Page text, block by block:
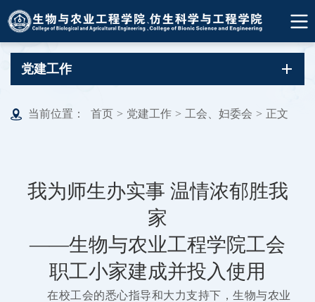
党建工作
当前位置： 首页 > 党建工作 > 工会、妇委会 > 正文
我为师生办实事 温情浓郁胜我
家
——生物与农业工程学院工会
职工小家建成并投入使用
在校工会的悉心指导和大力支持下，生物与农业